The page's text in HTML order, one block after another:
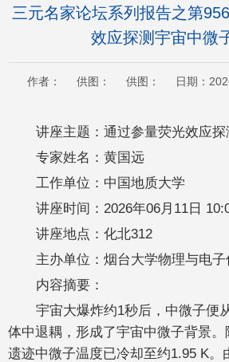
三元名家论坛系列报告之第
效应探测宇宙中微
作者： 供图： 供图： 日期：
讲座主题：通过参量荧光效应
专家姓名：黄国远
工作单位：中国地质大学
讲座时间：2026年06月11日
讲座地点：化北312
主办单位：烟台大学物理与电
内容摘要：
宇宙大爆炸约1秒后，中微子便
体中退耦，形成了宇宙中微子背景
遗迹中微子温度已冷却至约1.95 K。